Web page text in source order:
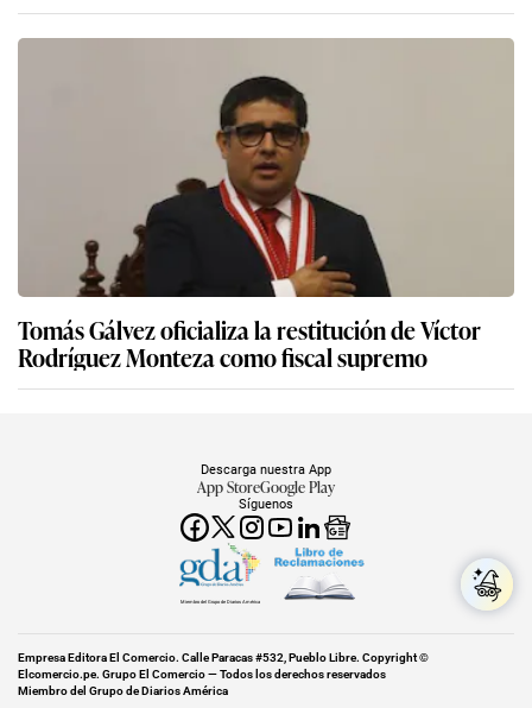
Tomás Gálvez oficializa la restitución de Víctor
Rodríguez Monteza como fiscal supremo
Síguenos
Descarga nuestra App
App StoreGoogle Play
Miembro del Grupo de Diarios América
Empresa Editora El Comercio. Calle Paracas #532, Pueblo Libre. Copyright ©
Elcomercio.pe. Grupo El Comercio — Todos los derechos reservados
Miembro del Grupo de Diarios América